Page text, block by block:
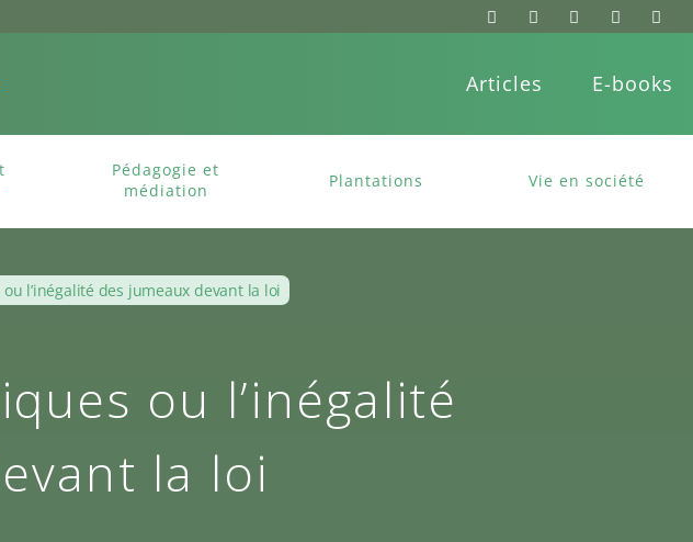
Articles E-books
Pédagogie et
médiation
Plantations Vie en société
l’inégalité des jumeaux devant la loi
ou l’inégalité
la loi